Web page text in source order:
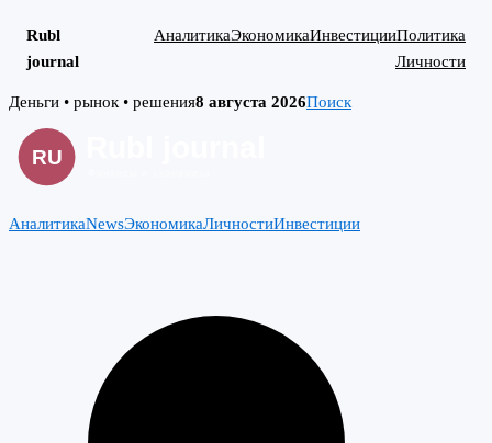
Rubl
journal
АналитикаЭкономикаИнвестицииПолитика
Личности
Skip
content
Деньги • рынок • решения8 августа 2026Поиск
АналитикаNewsЭкономикаЛичностиИнвестиции